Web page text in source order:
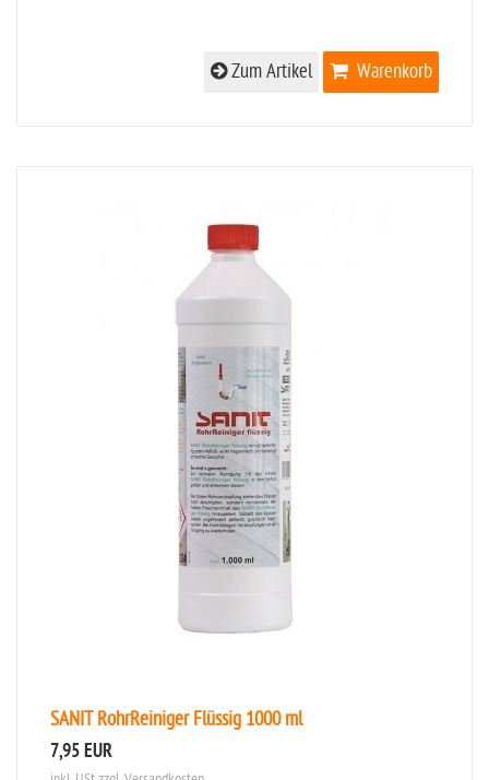
Warenkorb
Zum Artikel
SANIT RohrReiniger Flüssig 1000 ml
7,95 EUR